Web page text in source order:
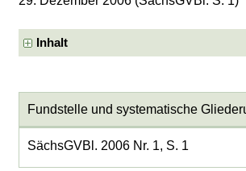
Inhalt
Fundstelle und systematische
SächsGVBl. 2006 Nr. 1, S. 1